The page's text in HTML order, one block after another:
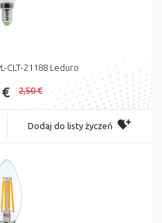
CLT-21188 Leduro
2,50 €
Dodaj do listy życzeń